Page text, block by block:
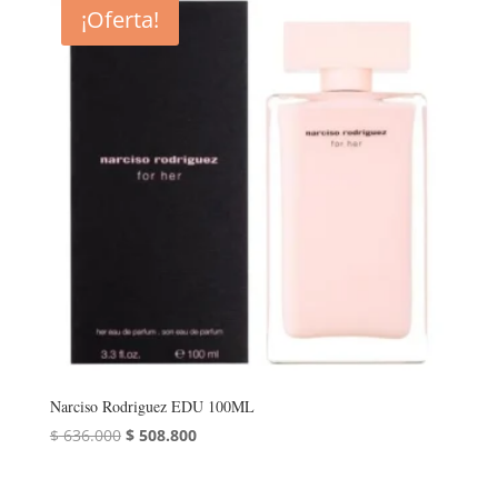
¡Oferta!
Narciso Rodriguez EDU 100ML
$636.000 El
$508.800El